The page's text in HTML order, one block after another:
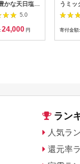
かな天日塩だ
た無添加梅干
ボーイズ｜
5.0
24,000 円
うミッ
形県鶴
かお
キーホ
寄付金額:
ラン
人気ラ
還元率